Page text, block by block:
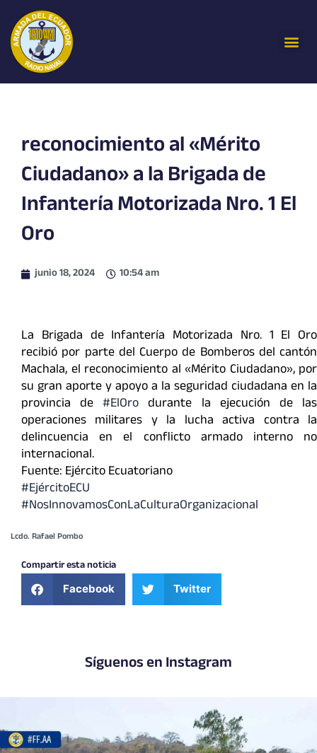
contenido
reconocimiento al «Mérito
Ciudadano» a la Brigada de
Infantería Motorizada Nro. 1 El
Oro
junio 18, 2024 10:54 am
La Brigada de Infantería Motorizada Nro. 1 El Oro
recibió por parte del Cuerpo de Bomberos del cantón
Machala, el reconocimiento al «Mérito Ciudadano», por
su gran aporte y apoyo a la seguridad ciudadana en la
provincia de#ElOro durante la ejecución de las
operaciones militares y la lucha activa contra la
delincuencia en el conflicto armado interno no
internacional.
Fuente: Ejército Ecuatoriano
#EjércitoECU
#NosInnovamosConLaCulturaOrganizacional
Lcdo. Rafael Pombo
Compartir esta noticia
Facebook Twitter
Síguenos en Instagram